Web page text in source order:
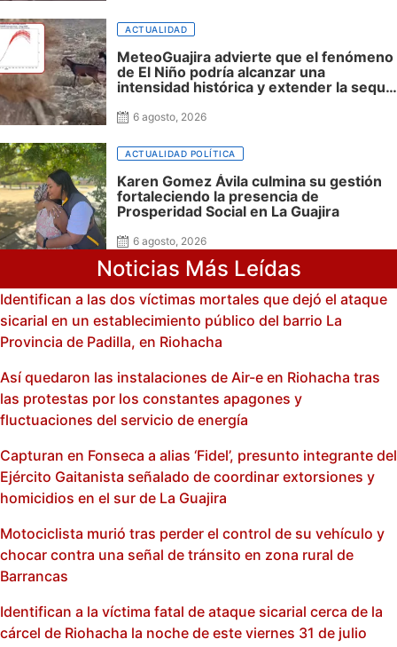
ACTUALIDAD
MeteoGuajira advierte que el fenómeno
de El Niño podría alcanzar una
intensidad histórica y extender la sequía
6 agosto, 2026
ACTUALIDAD POLÍTICA
Karen Gomez Ávila culmina su gestión
fortaleciendo la presencia de
Prosperidad Social en La Guajira
6 agosto, 2026
Noticias Más Leídas
Identifican a las dos víctimas mortales que dejó el ataque
sicarial en un establecimiento público del barrio La
Provincia de Padilla, en Riohacha
Así quedaron las instalaciones de Air-e en Riohacha tras
las protestas por los constantes apagones y
fluctuaciones del servicio de energía
Capturan en Fonseca a alias ‘Fidel’, presunto integrante del
Ejército Gaitanista señalado de coordinar extorsiones y
homicidios en el sur de La Guajira
Motociclista murió tras perder el control de su vehículo y
chocar contra una señal de tránsito en zona rural de
Barrancas
Identifican a la víctima fatal de ataque sicarial cerca de la
cárcel de Riohacha la noche de este viernes 31 de julio